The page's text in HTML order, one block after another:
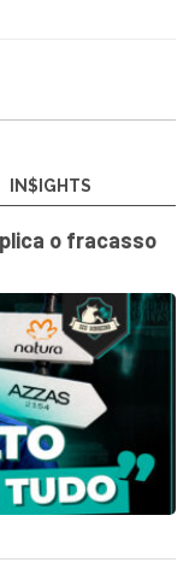
IN$IGHTS
o fracasso